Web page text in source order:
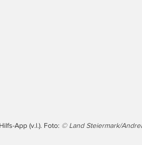
App (v.l.). Foto: © Land Steiermark/